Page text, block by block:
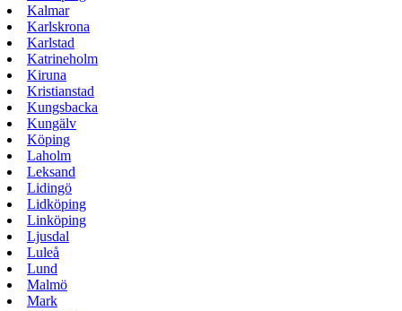
Kalmar
Karlskrona
Karlstad
Katrineholm
Kiruna
Kristianstad
Kungsbacka
Kungälv
Köping
Laholm
Leksand
Lidingö
Lidköping
Linköping
Ljusdal
Luleå
Lund
Malmö
Mark